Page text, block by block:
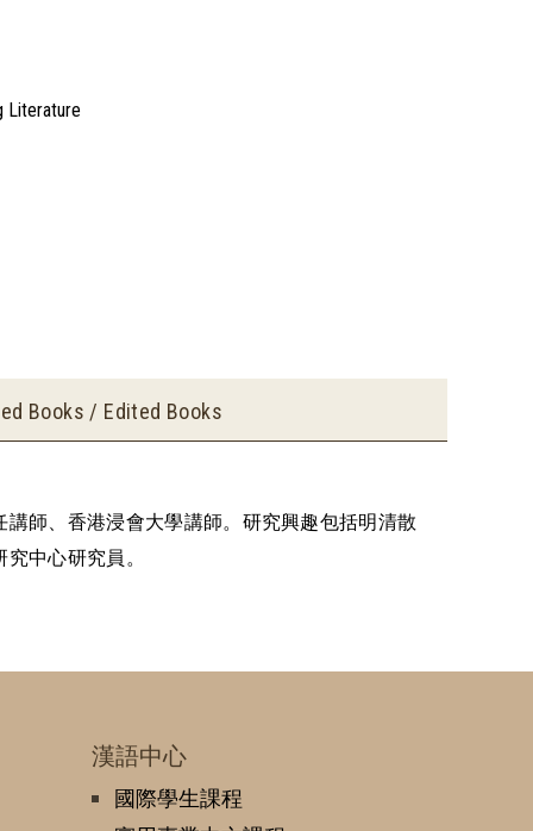
Literature
Books / Edited Books
師、香港浸會大學講師。研究興趣包括明清散
中心研究員。
漢語中心
國際學生課程